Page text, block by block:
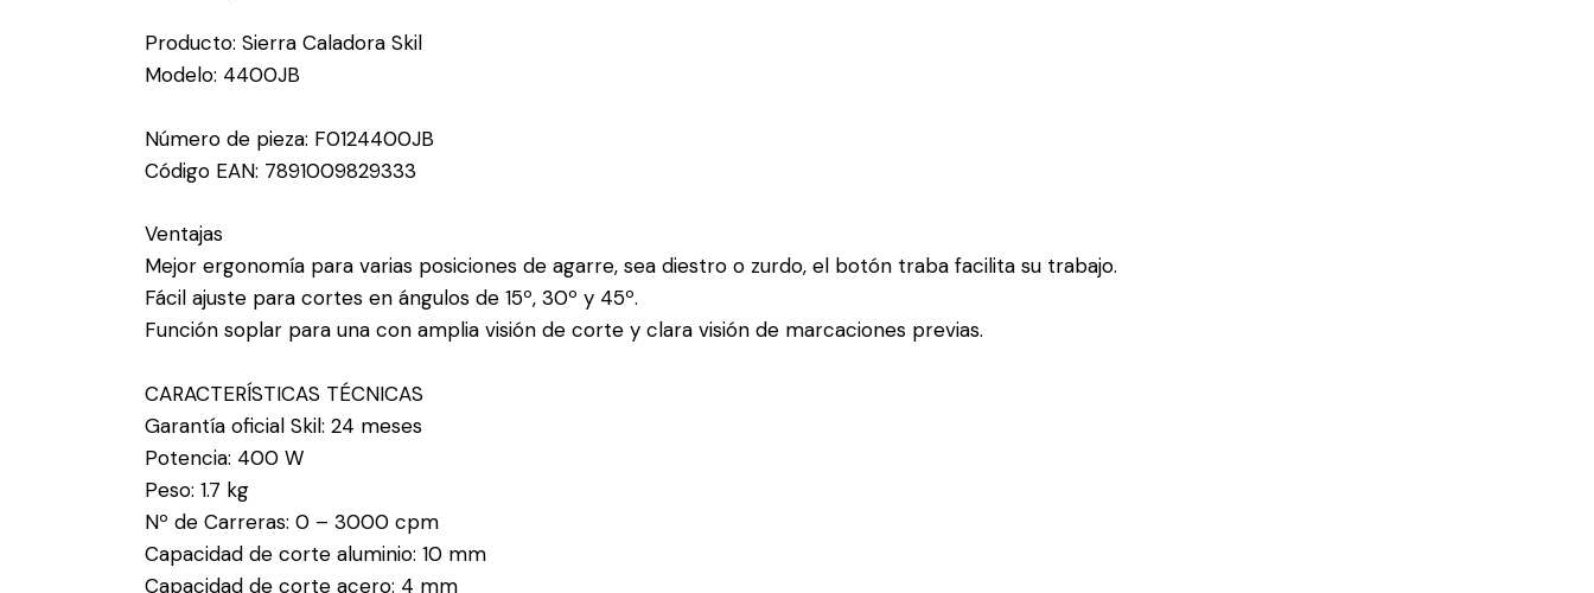
Producto: Sierra Caladora Skil
Modelo: 4400JB
Número de pieza: F0124400JB
Código EAN: 7891009829333
Ventajas
Mejor ergonomía para varias posiciones de agarre, sea diestro o zurdo, el botón traba facilita su trabajo.
Fácil ajuste para cortes en ángulos de 15º, 30º y 45º.
Función soplar para una con amplia visión de corte y clara visión de marcaciones previas.
CARACTERÍSTICAS TÉCNICAS
Garantía oficial Skil: 24 meses
Potencia: 400 W
Peso: 1.7 kg
Nº de Carreras: 0 – 3000 cpm
Capacidad de corte aluminio: 10 mm
Capacidad de corte acero: 4 mm